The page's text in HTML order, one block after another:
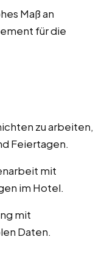
Maß an
für die
zu arbeiten,
Feiertagen.
mit
im Hotel.
mit
Daten.